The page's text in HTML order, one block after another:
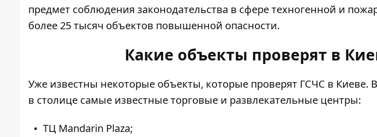
предмет соблюдения законодательства в сфере техногенной и
более 25 тысяч объектов повышенной опасности.
Какие объекты проверят в
Уже известны некоторые объекты, которые проверят ГСЧС в Киеве.
в столице самые известные торговые и развлекательные центры:
ТЦ Mandarin Plaza;